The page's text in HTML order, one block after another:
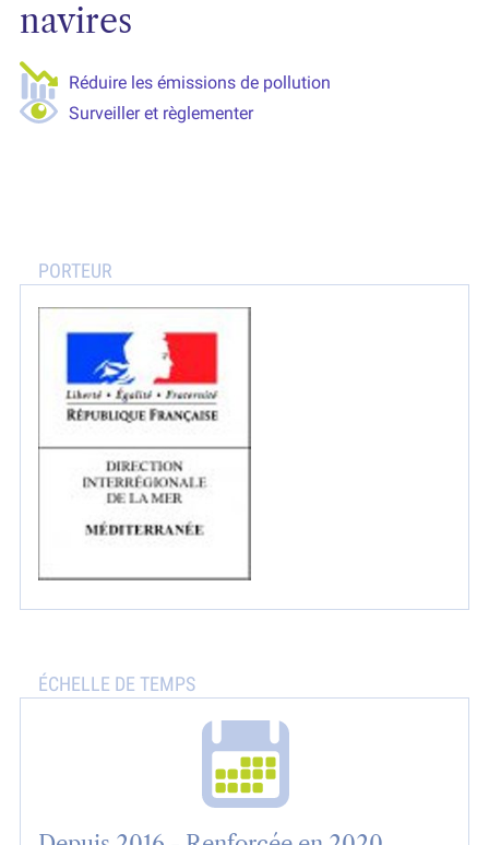
navires
Réduire les émissions de pollution
Surveiller et règlementer